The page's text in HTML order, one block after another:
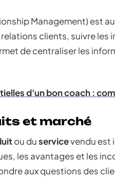
Management) est
clients, suivre les
de centraliser les
d'un bon coach :
et marché
ou duservicevendu est
les avantages et les
aux questions des